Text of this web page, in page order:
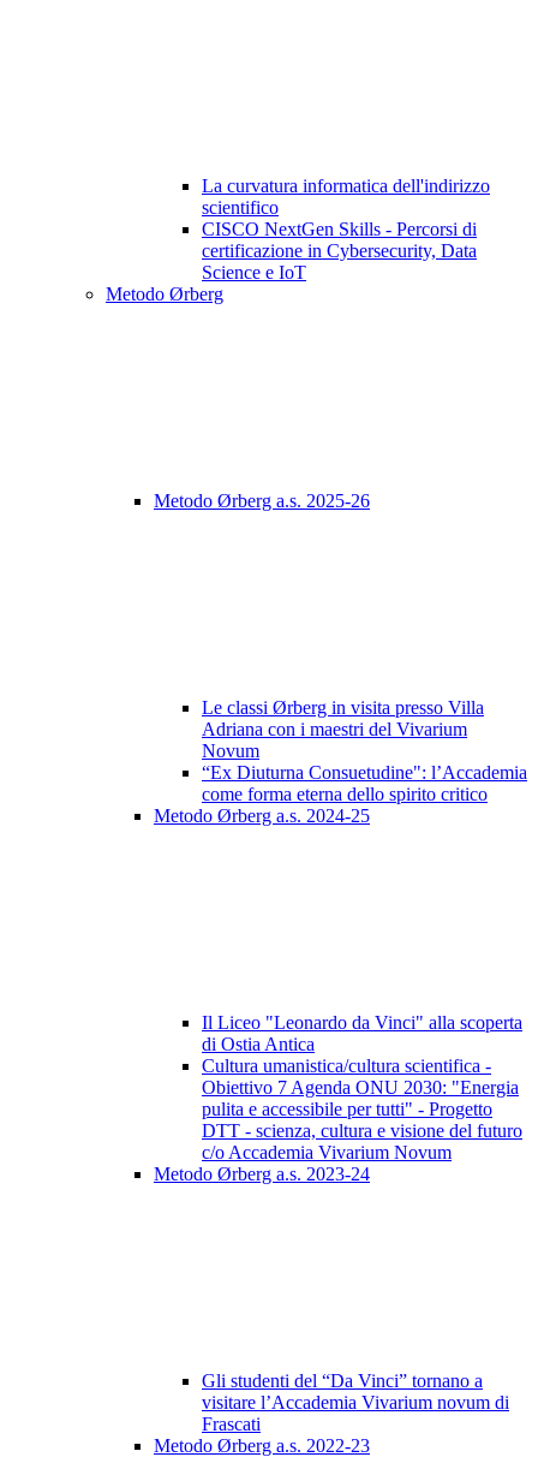
La curvatura informatica dell'indirizzo
scientifico
CISCO NextGen Skills - Percorsi di
certificazione in Cybersecurity, Data
Science e IoT
Metodo Ørberg
Metodo Ørberg a.s. 2025-26
Le classi Ørberg in visita presso Villa
Adriana con i maestri del Vivarium
Novum
“Ex Diuturna Consuetudine": l’Accademia
come forma eterna dello spirito critico
Metodo Ørberg a.s. 2024-25
Il Liceo "Leonardo da Vinci" alla scoperta
di Ostia Antica
Cultura umanistica/cultura scientifica -
Obiettivo 7 Agenda ONU 2030: "Energia
pulita e accessibile per tutti" - Progetto
DTT - scienza, cultura e visione del futuro
c/o Accademia Vivarium Novum
Metodo Ørberg a.s. 2023-24
Gli studenti del “Da Vinci” tornano a
visitare l’Accademia Vivarium novum di
Frascati
Metodo Ørberg a.s. 2022-23